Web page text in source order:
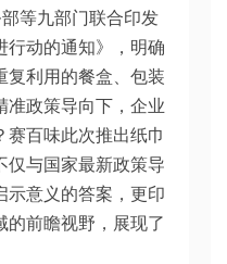
等九部门联合印发
行动的通知》，明确
复利用的餐盒、包装
准政策导向下，企业
百味此次推出纸巾
仅与国家最新政策导
示意义的答案，更印
的前瞻视野，展现了